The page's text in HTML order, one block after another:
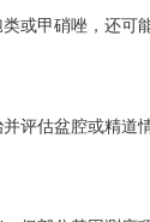
或甲硝唑，还可
评估盆腔或精道